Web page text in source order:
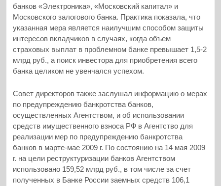
банков «Электроника», «Московский капитал» и
Московского залогового банка. Практика показала, что
указанная мера является наилучшим способом защиты
интересов вкладчиков в случаях, когда объем
страховых выплат в проблемном банке превышает 1,5-2
млрд руб., а поиск инвестора для приобретения всего
банка целиком не увенчался успехом.
Совет директоров также заслушал информацию о мерах
по предупреждению банкротства банков,
осуществленных Агентством, и об использовании
средств имущественного взноса РФ в Агентство для
реализации мер по предупреждению банкротства
банков в марте-мае 2009 г. По состоянию на 14 мая 2009
г. на цели реструктуризации банков Агентством
использовано 159,52 млрд руб., в том числе за счет
полученных в Банке России заемных средств 106,1